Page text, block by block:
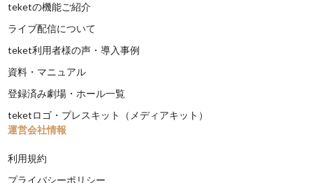
teketの機能ご紹介
ライブ配信について
teket利用者様の声・導入事例
資料・マニュアル
登録済み劇場・ホール一覧
teketロゴ・プレスキット（メディアキット）
運営会社情報
利用規約
プライバシーポリシー